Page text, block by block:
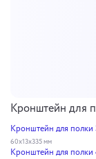
Кронштейн для
Кронштейн для полки
60х13х335 мм
Кронштейн для полки